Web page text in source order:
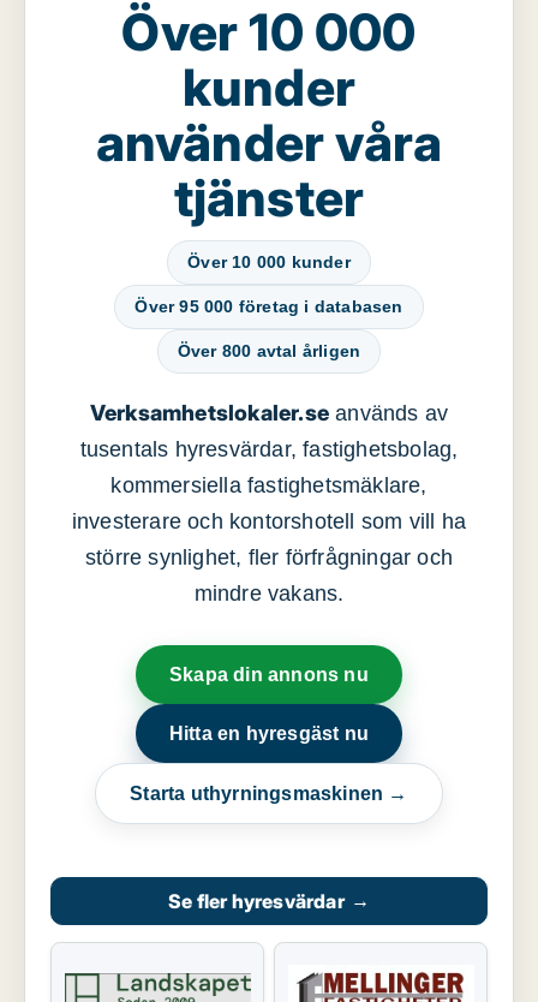
Över 10 000
kunder
använder våra
tjänster
Över 10 000 kunder
Över 95 000 företag i databasen
Över 800 avtal årligen
Verksamhetslokaler.se används av
tusentals hyresvärdar, fastighetsbolag,
kommersiella fastighetsmäklare,
investerare och kontorshotell som vill ha
större synlighet, fler förfrågningar och
mindre vakans.
Skapa din annons nu
Hitta en hyresgäst nu
Starta uthyrningsmaskinen →
Se fler hyresvärdar →